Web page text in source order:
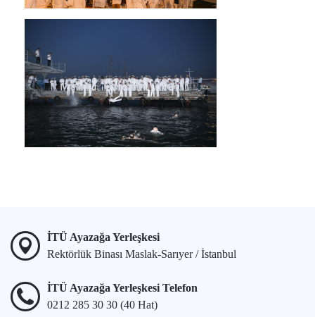
İTÜ Ayazağa Yerleşkesi
Rektörlük Binası Maslak-Sarıyer / İstanbul
İTÜ Ayazağa Yerleşkesi Telefon
0212 285 30 30 (40 Hat)